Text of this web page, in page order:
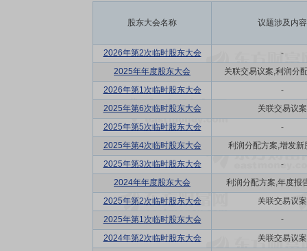
股东大会名称 议题涉及内容
2026年第2次临时股东大会
-
2025年年度股东大会
关联交易议案,利润分
2026年第1次临时股东大会
-
2025年第6次临时股东大会
关联交易议案
2025年第5次临时股东大会
-
2025年第4次临时股东大会
利润分配方案,增发新
2025年第3次临时股东大会
-
2024年年度股东大会
利润分配方案,年度报
2025年第2次临时股东大会
关联交易议案
2025年第1次临时股东大会
-
2024年第2次临时股东大会
关联交易议案